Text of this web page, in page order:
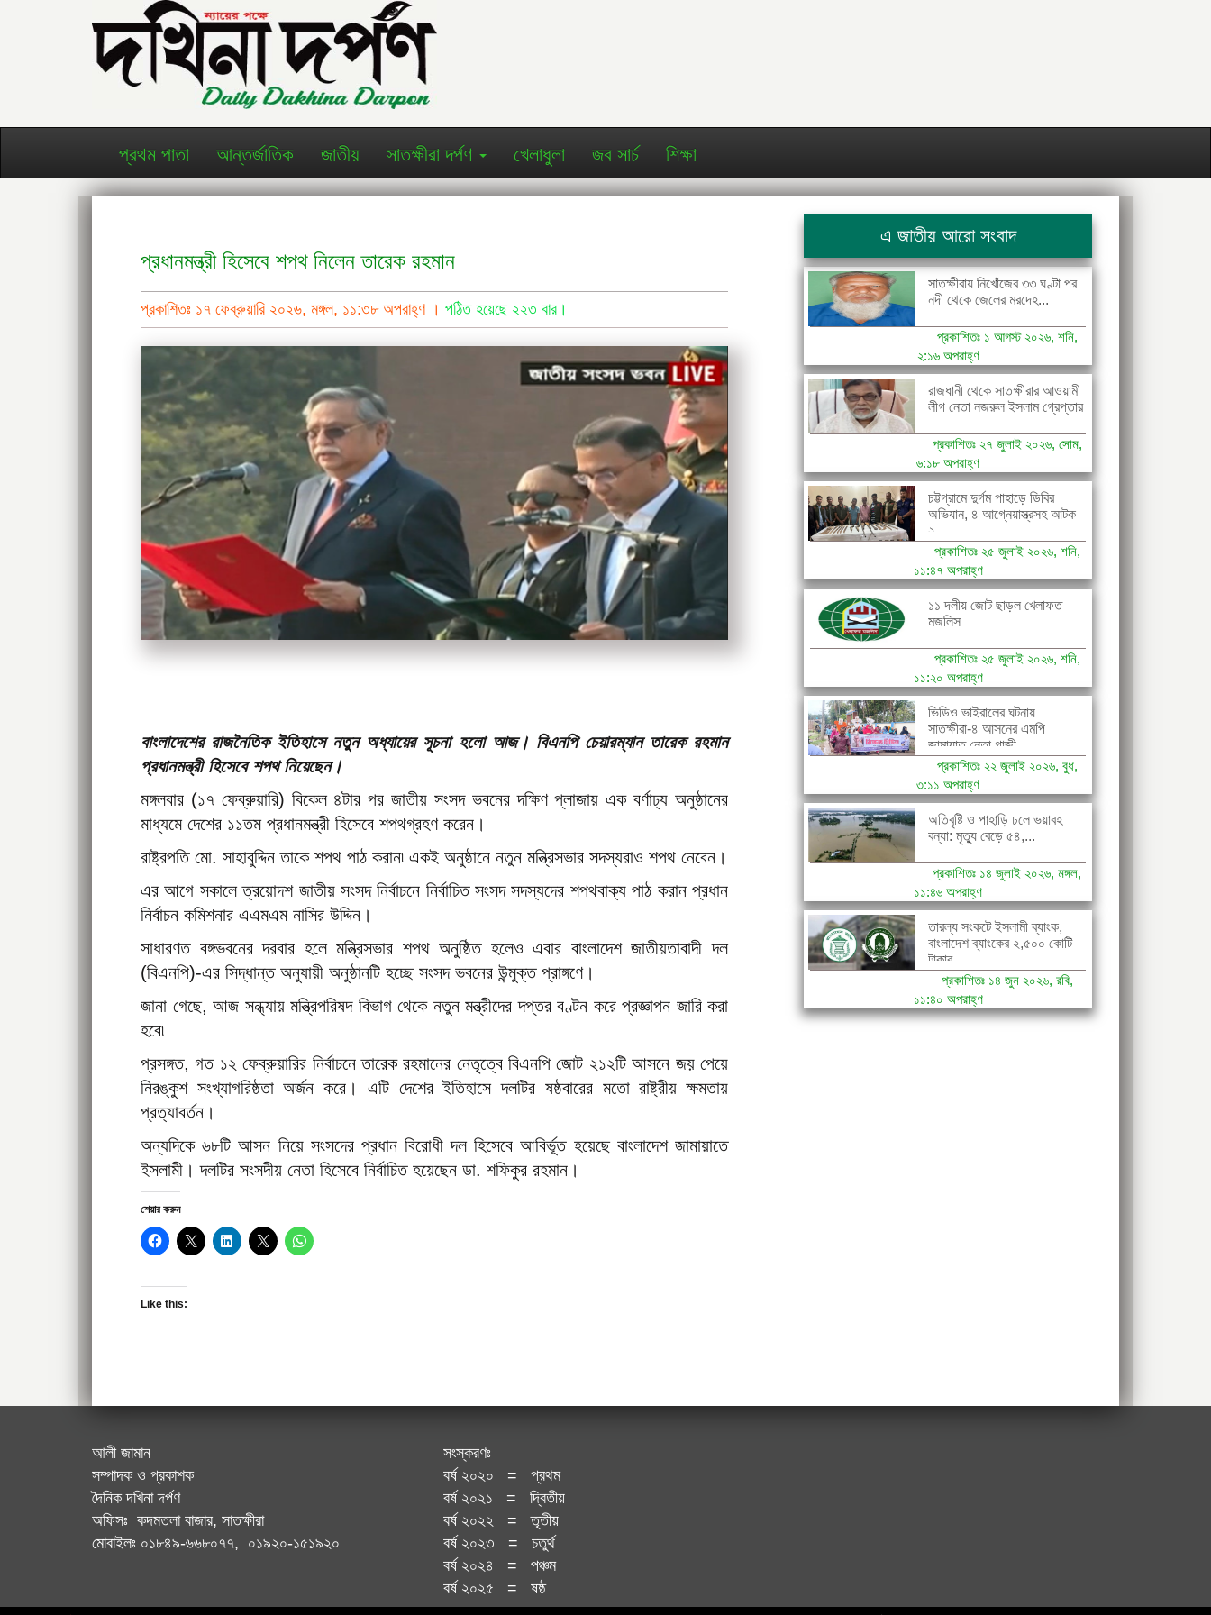
প্রথম পাতা আন্তর্জাতিক জাতীয় সাতক্ষীরা দর্পণ খেলাধুলা জব সার্চ শিক্ষা
প্রধানমন্ত্রী হিসেবে শপথ নিলেন তারেক রহমান
প্রকাশিতঃ ১৭ ফেব্রুয়ারি ২০২৬, মঙ্গল, ১১:৩৮ অপরাহ্ণ । পঠিত হয়েছে ২২৩ বার।
বাংলাদেশের রাজনৈতিক ইতিহাসে নতুন অধ্যায়ের সূচনা হলো আজ। বিএনপি চেয়ারম্যান তারেক রহমান
প্রধানমন্ত্রী হিসেবে শপথ নিয়েছেন।
মঙ্গলবার (১৭ ফেব্রুয়ারি) বিকেল ৪টার পর জাতীয় সংসদ ভবনের দক্ষিণ প্লাজায় এক বর্ণাঢ্য অনুষ্ঠানের
মাধ্যমে দেশের ১১তম প্রধানমন্ত্রী হিসেবে শপথগ্রহণ করেন।
রাষ্ট্রপতি মো. সাহাবুদ্দিন তাকে শপথ পাঠ করান৷ একই অনুষ্ঠানে নতুন মন্ত্রিসভার সদস্যরাও শপথ নেবেন।
এর আগে সকালে ত্রয়োদশ জাতীয় সংসদ নির্বাচনে নির্বাচিত সংসদ সদস্যদের শপথবাক্য পাঠ করান প্রধান
নির্বাচন কমিশনার এএমএম নাসির উদ্দিন।
সাধারণত বঙ্গভবনের দরবার হলে মন্ত্রিসভার শপথ অনুষ্ঠিত হলেও এবার বাংলাদেশ জাতীয়তাবাদী দল
(বিএনপি)-এর সিদ্ধান্ত অনুযায়ী অনুষ্ঠানটি হচ্ছে সংসদ ভবনের উন্মুক্ত প্রাঙ্গণে।
জানা গেছে, আজ সন্ধ্যায় মন্ত্রিপরিষদ বিভাগ থেকে নতুন মন্ত্রীদের দপ্তর বণ্টন করে প্রজ্ঞাপন জারি করা
হবে৷
প্রসঙ্গত, গত ১২ ফেব্রুয়ারির নির্বাচনে তারেক রহমানের নেতৃত্বে বিএনপি জোট ২১২টি আসনে জয় পেয়ে
নিরঙ্কুশ সংখ্যাগরিষ্ঠতা অর্জন করে। এটি দেশের ইতিহাসে দলটির ষষ্ঠবারের মতো রাষ্ট্রীয় ক্ষমতায়
প্রত্যাবর্তন।
অন্যদিকে ৬৮টি আসন নিয়ে সংসদের প্রধান বিরোধী দল হিসেবে আবির্ভূত হয়েছে বাংলাদেশ জামায়াতে
ইসলামী। দলটির সংসদীয় নেতা হিসেবে নির্বাচিত হয়েছেন ডা. শফিকুর রহমান।
শেয়ার করুন
Like this:
এ জাতীয় আরো সংবাদ
সাতক্ষীরায় নিখোঁজের ৩৩ ঘণ্টা পর
নদী থেকে জেলের মরদেহ...
প্রকাশিতঃ ১ আগস্ট ২০২৬, শনি,
২:১৬ অপরাহ্ণ
রাজধানী থেকে সাতক্ষীরার আওয়ামী
লীগ নেতা নজরুল ইসলাম গ্রেপ্তার
প্রকাশিতঃ ২৭ জুলাই ২০২৬, সোম,
৬:১৮ অপরাহ্ণ
চট্টগ্রামে দুর্গম পাহাড়ে ডিবির
অভিযান, ৪ আগ্নেয়াস্ত্রসহ আটক
২...
প্রকাশিতঃ ২৫ জুলাই ২০২৬, শনি,
১১:৪৭ অপরাহ্ণ
১১ দলীয় জোট ছাড়ল খেলাফত
মজলিস
প্রকাশিতঃ ২৫ জুলাই ২০২৬, শনি,
১১:২০ অপরাহ্ণ
ভিডিও ভাইরালের ঘটনায়
সাতক্ষীরা-৪ আসনের এমপি
জামায়াত নেতা গাজী...
প্রকাশিতঃ ২২ জুলাই ২০২৬, বুধ,
৩:১১ অপরাহ্ণ
অতিবৃষ্টি ও পাহাড়ি ঢলে ভয়াবহ
বন্যা: মৃত্যু বেড়ে ৫৪,...
প্রকাশিতঃ ১৪ জুলাই ২০২৬, মঙ্গল,
১১:৪৬ অপরাহ্ণ
তারল্য সংকটে ইসলামী ব্যাংক,
বাংলাদেশ ব্যাংকের ২,৫০০ কোটি
টাকার...
প্রকাশিতঃ ১৪ জুন ২০২৬, রবি,
১১:৪০ অপরাহ্ণ
আলী জামান
সম্পাদক ও প্রকাশক
দৈনিক দখিনা দর্পণ
অফিসঃ কদমতলা বাজার, সাতক্ষীরা
মোবাইলঃ ০১৮৪৯-৬৬৮০৭৭, ০১৯২০-১৫১৯২০
সংস্করণঃ
বর্ষ ২০২০ = প্রথম
বর্ষ ২০২১ = দ্বিতীয়
বর্ষ ২০২২ = তৃতীয়
বর্ষ ২০২৩ = চতুর্থ
বর্ষ ২০২৪ = পঞ্চম
বর্ষ ২০২৫ = ষষ্ঠ